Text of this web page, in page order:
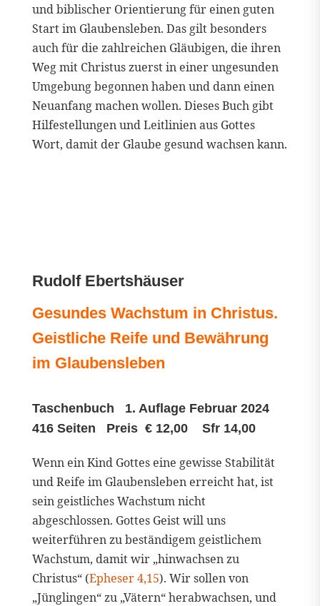
und biblischer Orientierung für einen guten
Start im Glaubensleben. Das gilt besonders
auch für die zahlreichen Gläubigen, die ihren
Weg mit Christus zuerst in einer ungesunden
Umgebung begonnen haben und dann einen
Neuanfang machen wollen. Dieses Buch gibt
Hilfestellungen und Leitlinien aus Gottes
Wort, damit der Glaube gesund wachsen kann.
Rudolf Ebertshäuser
Gesundes Wachstum in Christus.
Geistliche Reife und Bewährung
im Glaubensleben
Taschenbuch 1. Auflage Februar 2024
416 Seiten Preis € 12,00 Sfr 14,00
Wenn ein Kind Gottes eine gewisse Stabilität
und Reife im Glaubensleben erreicht hat, ist
sein geistliches Wachstum nicht
abgeschlossen. Gottes Geist will uns
weiterführen zu beständigem geistlichem
Wachstum, damit wir „hinwachsen zu
Christus“ (Epheser 4,15). Wir sollen von
„Jünglingen“ zu „Vätern“ herabwachsen, und